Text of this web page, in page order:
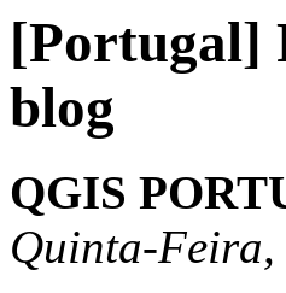
[Portugal]
blog
QGIS
Quinta-Feira,